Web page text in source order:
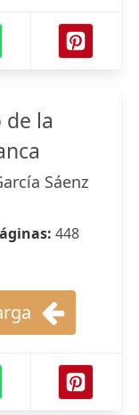
de la
Sáenz
448